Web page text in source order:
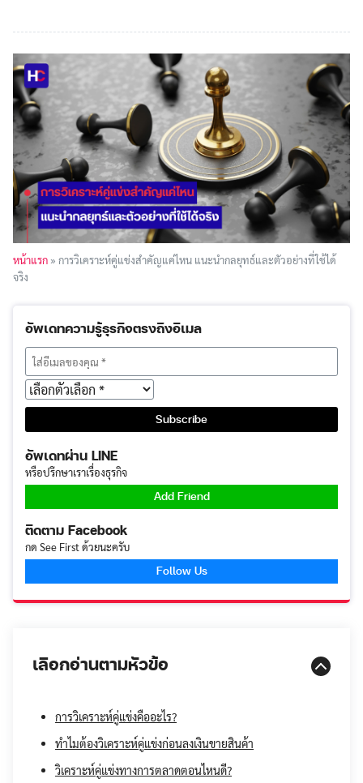
หน้าแรก » การวิเคราะห์คู่แข่งสำคัญแค่ไหน แนะนำกลยุทธ์และตัวอย่างที่ใช้ได้
จริง
อัพเดทความรู้ธุรกิจตรงถึงอีเมล
อัพเดทผ่าน LINE
หรือปรึกษาเราเรื่องธุรกิจ
Add Friend
ติดตาม Facebook
กด See First ด้วยนะครับ
Follow Us
เลือกอ่านตามหัวข้อ
การวิเคราะห์คู่แข่งคืออะไร?
ทำไมต้องวิเคราะห์คู่แข่งก่อนลงเงินขายสินค้า
วิเคราะห์คู่แข่งทางการตลาดตอนไหนดี?